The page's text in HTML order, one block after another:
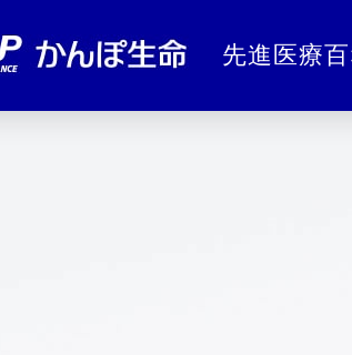
先進医療